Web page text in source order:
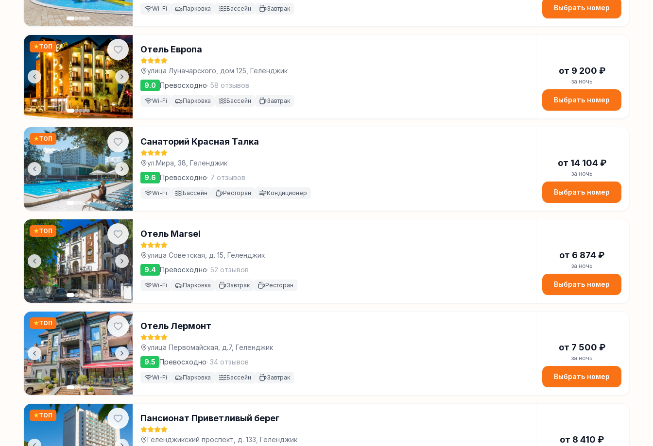
Wi-Fi Парковка Бассейн Завтрак Выбрать номер
★ТОП Отель Европа
улица Луначарского, дом 125, Геленджик
9.0 Превосходно· 58 отзывов
Wi-Fi Парковка Бассейн Завтрак
от 9 200 ₽
за ночь
Выбрать номер
★ТОП Санаторий Красная Талка
ул.Мира, 38, Геленджик
9.6 Превосходно· 7 отзывов
Wi-Fi Бассейн Ресторан Кондиционер
от 14 104 ₽
за ночь
Выбрать номер
★ТОП Отель Marsel
улица Советская, д. 15, Геленджик
9.4 Превосходно· 52 отзывов
Wi-Fi Парковка Завтрак Ресторан
от 6 874 ₽
за ночь
Выбрать номер
★ТОП Отель Лермонт
улица Первомайская, д.7, Геленджик
9.5 Превосходно· 34 отзывов
Wi-Fi Парковка Бассейн Завтрак
от 7 500 ₽
за ночь
Выбрать номер
★ТОП Пансионат Приветливый берег
Геленджикский проспект, д. 133, Геленджик
от 8 410 ₽